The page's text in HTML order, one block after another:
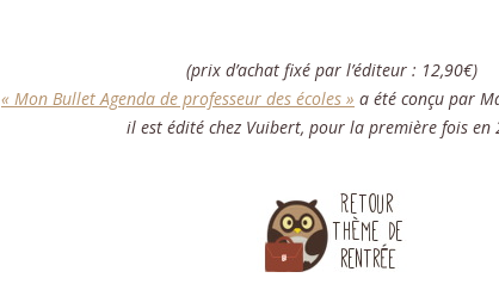
(prix d’achat fixé par l’éditeur : 12,90€)
« Mon Bullet Agenda de professeur des écoles » a été conçu par
il est édité chez Vuibert, pour la première fois en